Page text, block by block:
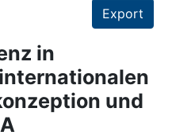
Export
in
und